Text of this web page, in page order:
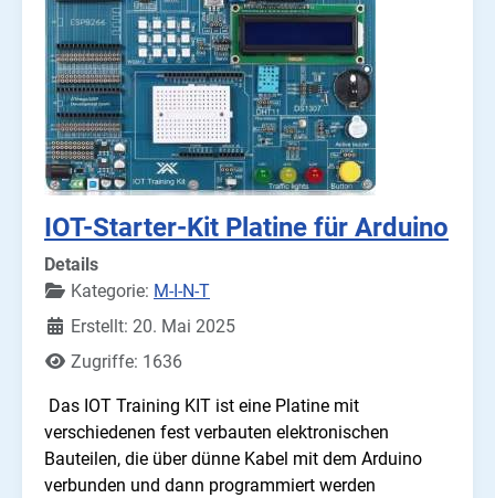
IOT-Starter-Kit Platine für Arduino
Details
Kategorie: M-I-N-T
Erstellt: 20. Mai 2025
Zugriffe: 1636
Das IOT Training KIT ist eine Platine mit
verschiedenen fest verbauten elektronischen
Bauteilen, die über dünne Kabel mit dem Arduino
verbunden und dann programmiert werden